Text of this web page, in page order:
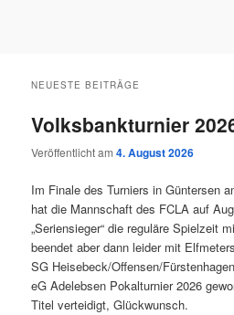
NEUESTE BEITRÄGE
Volksbankturnier
Veröffentlicht am4. August 2026
Im Finale des Turniers in Güntersen
hat die Mannschaft des FCLA auf
„Seriensieger“ die reguläre Spielzeit
beendet aber dann leider mit
SG Heisebeck/Offensen/
eG Adelebsen Pokalturnier 2026
Titel verteidigt, Glückwunsch.